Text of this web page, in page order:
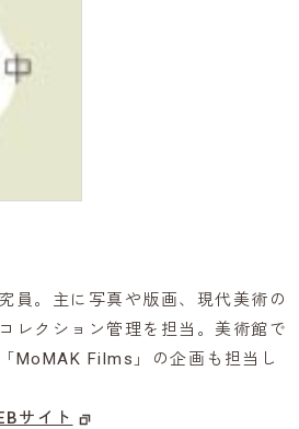
員。主に写真や版画、現代美術の
レクション管理を担当。美術館で
MoMAK Films」の企画も担当し
サイト